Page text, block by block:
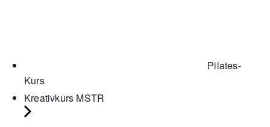
Pilates-
Kurs
Kreativkurs MSTR